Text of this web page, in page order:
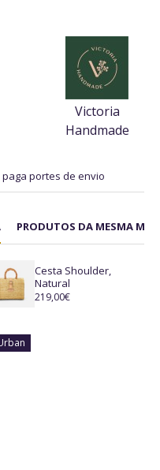
Victoria
Handmade
PRODUTOS DA MESMA
Cesta Shoulder,
Natural
219,00€
portes de envio